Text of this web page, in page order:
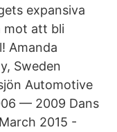
expansiva
mot att bli
Amanda
Sweden
Automotive
— 2009 Dans
2015 -